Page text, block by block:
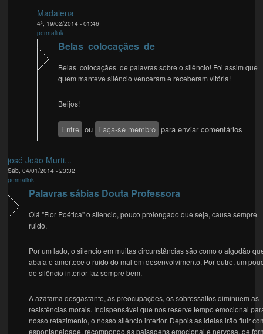
Madalena
4ª, 19/02/2014 - 01:46
permalink
Belas colocaçães de
Belas colocaçães de palavras sobre o silêncio! Foi assim que
quem manteve silêncio venceram e receberam vitória!
Beijos!
Entre ou Faça-se membro para enviar comentários
josé João Murti...
Sáb, 04/01/2014 - 23:32
permalink
Palavras sábias Douta Professora
Olá "Flor Poética" o silencio, pouco prolongado que seja, causa sempre
ruido.
Por um lado, o silencio em muitas circunstâncias são como o algodão
abafa e amortece o ruido do mal em desenvolvimento. Por outro, um
de silêncio interior faz sempre bem.
A azáfama desgastante, as preocupações, os sobressaltos diminuem as
resistências morais. Indispensável que nos reserve tempo emocional
nosso refazimento, o nosso silêncio interior. Depois as ideias irão fluir
espontaneidade, recompondo as paisagens emocional e nervosa, de